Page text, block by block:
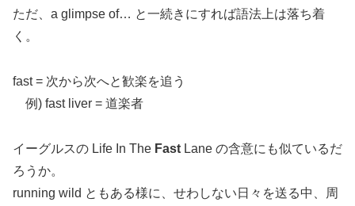
ただ、a glimpse of… と一続きにすれば語法上は落ち着
く。
fast = 次から次へと歓楽を追う
例) fast liver = 道楽者
イーグルスの Life In The Fast Lane の含意にも似ているだ
ろうか。
running wild ともある様に、せわしない日々を送る中、周